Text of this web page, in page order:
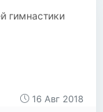
гимнастики
16 Авг 2018